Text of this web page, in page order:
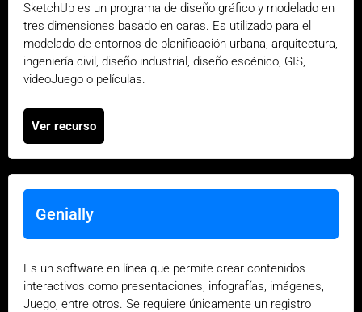
SketchUp es un programa de diseño gráfico y modelado en
tres dimensiones basado en caras. Es utilizado para el
modelado de entornos de planificación urbana, arquitectura,
ingeniería civil, diseño industrial, diseño escénico, GIS,
videoJuego o películas.
Ver recurso
Genially
Es un software en línea que permite crear contenidos
interactivos como presentaciones, infografías, imágenes,
Juego, entre otros. Se requiere únicamente un registro